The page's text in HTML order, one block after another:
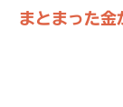
まとまった金